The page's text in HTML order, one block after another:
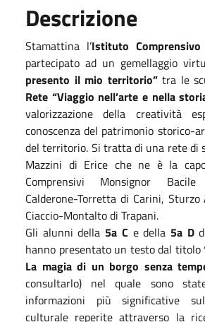
Descrizione
Stamattina l’Istituto Comprensivo
partecipato ad un gemellaggio
presento il mio territorio”tra le
Rete “Viaggio nell’arte e nella
valorizzazione della creatività
conoscenza del patrimonio storico-
del territorio. Si tratta di una rete di
Mazzini di Erice che ne è la
Comprensivi Monsignor
Calderone-Torretta di Carini,
Ciaccio-Montalto di Trapani.
Gli alunni della 5a C e della 5a D
hanno presentato un testo dal titolo
La magia di un borgo senza
consultarlo) nel quale sono
informazioni più significative
culturale reperite attraverso la